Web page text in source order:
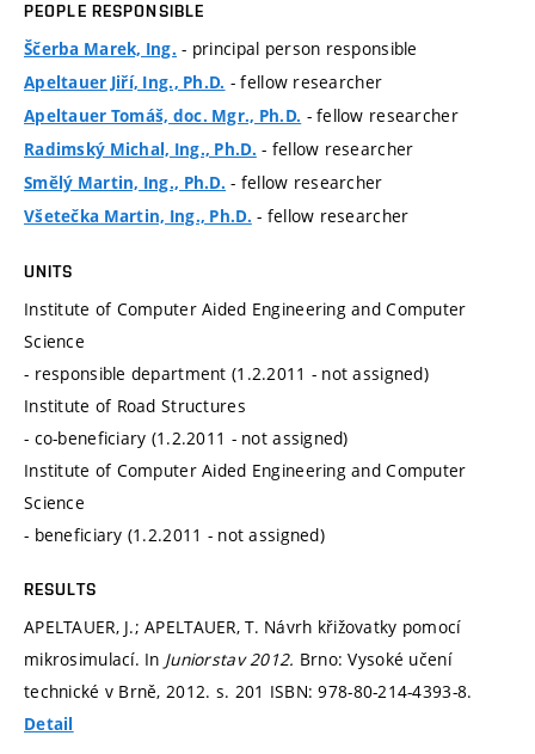
PEOPLE RESPONSIBLE
Ščerba Marek, Ing. - principal person responsible
Apeltauer Jiří, Ing., Ph.D. - fellow researcher
Apeltauer Tomáš, doc. Mgr., Ph.D. - fellow researcher
Radimský Michal, Ing., Ph.D. - fellow researcher
Smělý Martin, Ing., Ph.D. - fellow researcher
Všetečka Martin, Ing., Ph.D. - fellow researcher
UNITS
Institute of Computer Aided Engineering and Computer
Science
- responsible department (1.2.2011 - not assigned)
Institute of Road Structures
- co-beneficiary (1.2.2011 - not assigned)
Institute of Computer Aided Engineering and Computer
Science
- beneficiary (1.2.2011 - not assigned)
RESULTS
APELTAUER, J.; APELTAUER, T. Návrh křižovatky pomocí
mikrosimulací. In Juniorstav 2012. Brno: Vysoké učení
technické v Brně, 2012. s. 201 ISBN: 978-80-214-4393-8.
Detail